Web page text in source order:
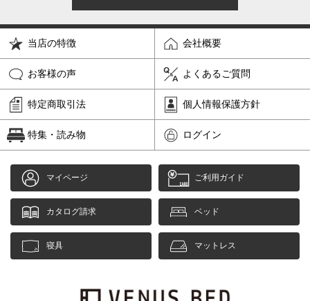
当店の特徴 会社概要
お客様の声 よくあるご質問
特定商取引法 個人情報保護方針
特集・読み物 ログイン
マイページ ご利用ガイド
カタログ請求 ベッド
寝具 マットレス